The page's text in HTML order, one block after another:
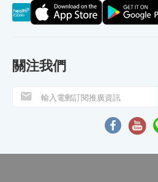
關注我們